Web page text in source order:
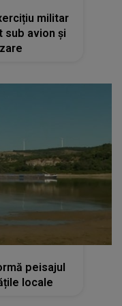
militar
sub avion și
peisajul
locale